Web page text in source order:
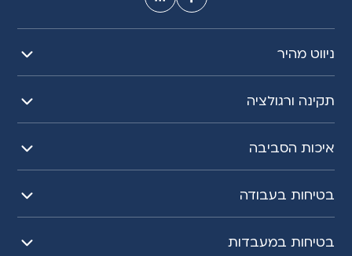
ניווט מהיר
תקינה ורגולציה
איכות הסביבה
בטיחות בעבודה
בטיחות במעבדות